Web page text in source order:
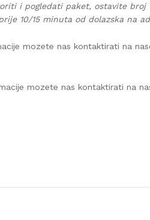
i pogledati paket, ostavite
10/15 minuta od dolazska na
mozete nas kontaktirati na
mozete nas kontaktirati na